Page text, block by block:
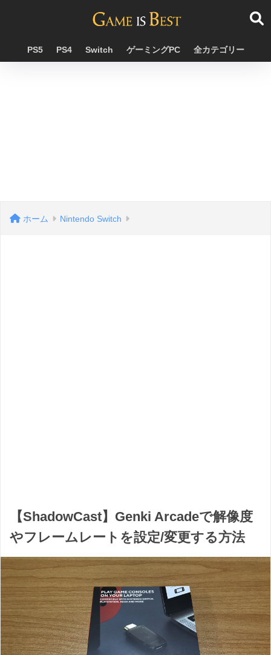
PS5 PS4 Switch ゲーミングPC 全カテゴリー
ホーム Nintendo Switch
【ShadowCast】Genki Arcadeで解像度
やフレームレートを設定/変更する方法